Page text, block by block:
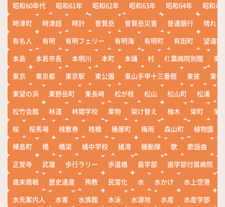
昭和60年代
昭和61年 昭和62年 昭和63年 昭和64年
昭和の
時津町
時津超 時計 普賢岳 普賢岳災害 普通銀行
晴れ
有名人
有明 有明フェリー 有明海 有明町 有田町
望遠鏡
本島
本島市長 本明川 本町 本踊 村 杠葉病院別館
来
東京
東京都 東京駅 東公園 東山手甲十三番館 東彼
東彼
東望の浜
東野岳町 東長崎 松が枝 松山 松山町 松浦
松竹会館
林道 林間学校 果物 架け替え 柚木 栄町
栄
桜
桜馬場 桟敷券 桟橋 桶屋町 梅雨 森山町 植物園
樺島町
橋 橋梁 橘中学校 橘湾 機動隊 歌 歌謡曲
正覚寺
武雄 歩行ラリー 歩道橋 歯学部 歯学部付属病院
歳末商戦
歴史遺産 殉教 民営化 水 水かけ 水上空港
水先案内人
水害 水族館 水泳 水源地 水産 水産学部